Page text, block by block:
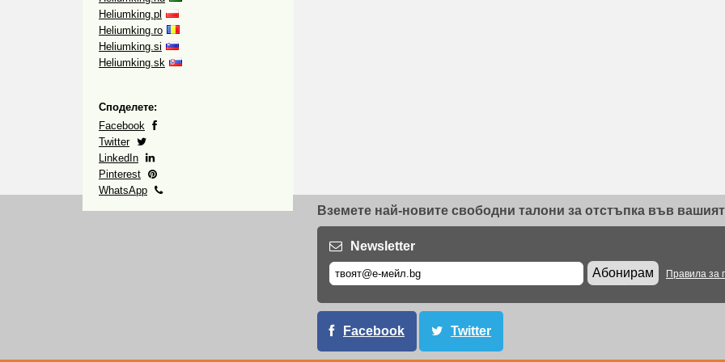
Heliumking.pl
Heliumking.ro
Heliumking.si
Heliumking.sk
Споделете:
Facebook
Twitter
LinkedIn
Pinterest
WhatsApp
Вземете най-новите свободни талони за отстъпка във
Newsletter
Абонирам
Правила за
Facebook Twitter